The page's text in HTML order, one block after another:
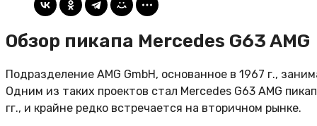
Обзор пикапа Mercedes G63 AMG
Подразделение AMG GmbH, основанное в 1967 г.,
Одним из таких проектов стал Mercedes G63 AMG
гг., и крайне редко встречается на вторичном рынке.